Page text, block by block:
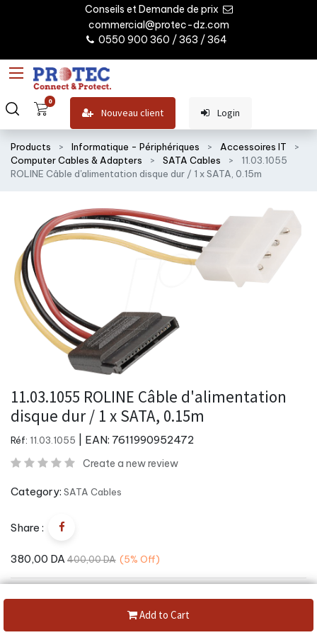
Conseils et Demande de prix
commercial@protec-dz.com
0550 900 360 / 363 / 364
0
Nouveau client Login
Products Informatique - Périphériques
Accessoires IT
Computer Cables & Adapters
SATA Cables
11.03.1055
ROLINE Câble d'alimentation disque dur / 1 x SATA, 0.15m
Add to Cart
11.03.1055 ROLINE Câble d'alimentation
disque dur / 1 x SATA, 0.15m
Réf: 11.03.1055 | EAN: 7611990952472
Create a new review
Category: SATA Cables
Share :
380,00 DA400,00DA (5% Off)